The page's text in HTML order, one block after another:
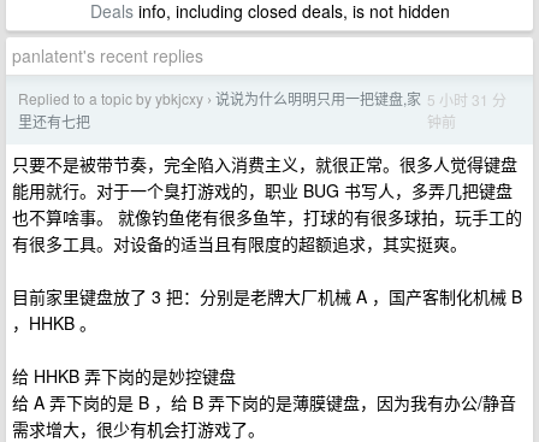
Dealsinfo, including closed deals, is not hidden
panlatent's recent replies
Replied to a topic by ybkjcxy › 说说为什么明明只用一把键盘,家
里还有七把
5 小时 31 分
钟前
只要不是被带节奏，完全陷入消费主义，就很正常。很多人觉得键盘
能用就行。对于一个臭打游戏的，职业 BUG 书写人，多弄几把键盘
也不算啥事。 就像钓鱼佬有很多鱼竿，打球的有很多球拍，玩手工的
有很多工具。对设备的适当且有限度的超额追求，其实挺爽。
目前家里键盘放了 3 把：分别是老牌大厂机械 A ，国产客制化机械 B
，HHKB 。
给 HHKB 弄下岗的是妙控键盘
给 A 弄下岗的是 B ，给 B 弄下岗的是薄膜键盘，因为我有办公/静音
需求增大，很少有机会打游戏了。